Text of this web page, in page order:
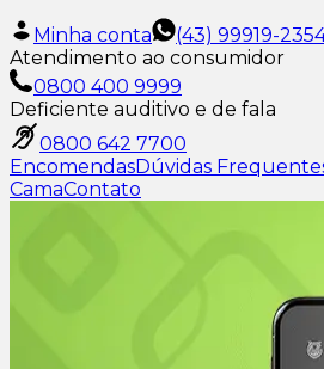
Minha conta
(43) 99919-
Atendimento ao consumidor
0800 400 9999
Deficiente auditivo e de fala
0800 642 7700
EncomendasDúvidas
CamaContato